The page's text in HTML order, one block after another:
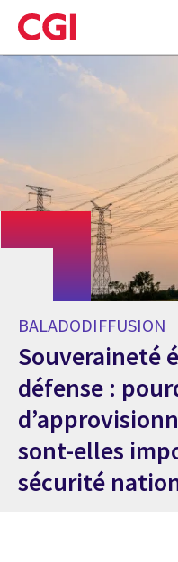
Skip
to
main
BALADODIFFUSION
Souveraineté
défense :
sont-elles
sécurité